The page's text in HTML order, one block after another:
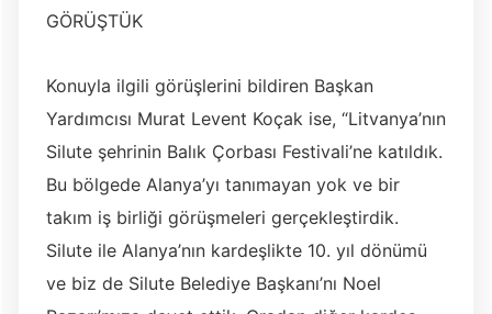
GÖRÜŞTÜK
Konuyla ilgili görüşlerini bildiren Başkan
Yardımcısı Murat Levent Koçak ise, “Litvanya’nın
Silute şehrinin Balık Çorbası Festivali’ne katıldık.
Bu bölgede Alanya’yı tanımayan yok ve bir
takım iş birliği görüşmeleri gerçekleştirdik.
Silute ile Alanya’nın kardeşlikte 10. yıl dönümü
ve biz de Silute Belediye Başkanı’nı Noel